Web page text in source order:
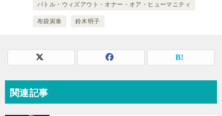
バトル・ウィズアウト・オナー・オア・ヒューマニティ
布袋寅泰 鈴木明子
関連記事